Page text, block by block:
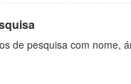
de pesquisa com nome,